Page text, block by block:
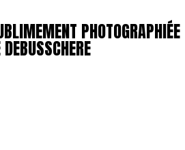
PHOTOGRAPHIÉE